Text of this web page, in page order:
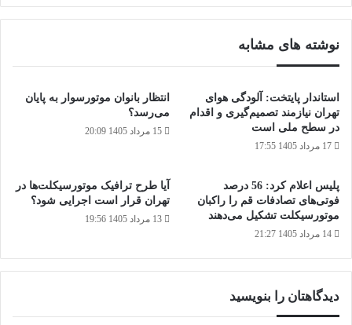
نوشته های مشابه
استاندار پایتخت: آلودگی هوای
تهران نیازمند تصمیم‌گیری و اقدام
در سطح ملی است
17 مرداد 1405 17:55
انتظار بانوان موتورسوار به پایان
می‌رسد؟
15 مرداد 1405 20:09
پلیس اعلام کرد: 56 درصد
فوتی‌های تصادفات قم را راکبان
موتورسیکلت تشکیل می‌دهند
14 مرداد 1405 21:27
آیا طرح ترافیک موتورسیکلت‌ها در
تهران قرار است اجرایی شود؟
13 مرداد 1405 19:56
دیدگاهتان را بنویسید